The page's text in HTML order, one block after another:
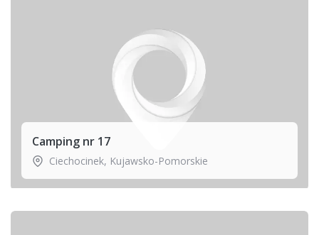
Camping nr 17
Ciechocinek, Kujawsko-Pomorskie